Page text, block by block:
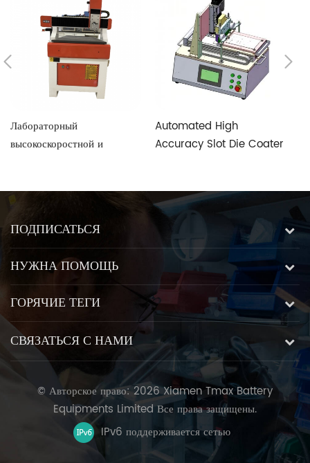
Лабораторный
высокоскоростной и
специальной системой
управления стеклом
Automated High
Accuracy Slot Die Coater
ПОДПИСАТЬСЯ
НУЖНА ПОМОЩЬ
ГОРЯЧИЕ ТЕГИ
СВЯЗАТЬСЯ С НАМИ
© Авторское право: 2026 Xiamen Tmax Battery
Equipments Limited Все права защищены.
IPv6 поддерживается сетью